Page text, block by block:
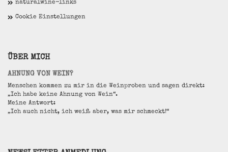
naturalwine-links
Cookie Einstellungen
ÜBER MICH
AHNUNG VON WEIN?
Menschen kommen zu mir in die Weinproben und sagen direkt:
„Ich habe keine Ahnung von Wein“.
Meine Antwort:
„Ich auch nicht, ich weiß aber, was mir schmeckt!“